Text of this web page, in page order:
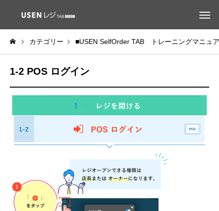
カテゴリー ■USEN SelfOrder TAB トレーニングマニュ
1-2 POS ログイン